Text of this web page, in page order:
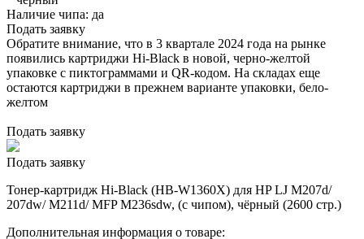
Наличие чипа: да
Подать заявку
Обратите внимание, что в 3 квартале 2024 года на рынке
появились картриджи Hi-Black в новой, черно-желтой
упаковке с пиктограммами и QR-кодом. На складах еще
остаются картриджи в прежнем варианте упаковки, бело-
желтом
Подать заявку
Подать заявку
Тонер-картридж Hi-Black (HB-W1360X) для HP LJ M207d/
207dw/ M211d/ MFP M236sdw, (с чипом), чёрный (2600 стр.)
Дополнительная информация о товаре: